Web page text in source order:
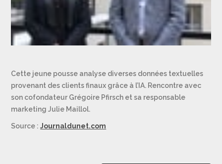
Cette jeune pousse analyse diverses données textuelles
provenant des clients finaux grâce à l’IA. Rencontre avec
son cofondateur Grégoire Pfirsch et sa responsable
marketing Julie Maillol.
Source :Journaldunet.com